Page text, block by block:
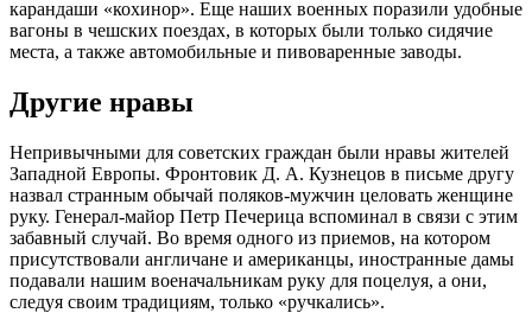
карандаши «кохинор». Еще наших военных поразили удобные
вагоны в чешских поездах, в которых были только сидячие
места, а также автомобильные и пивоваренные заводы.
Другие нравы
Непривычными для советских граждан были нравы жителей
Западной Европы. Фронтовик Д. А. Кузнецов в письме другу
назвал странным обычай поляков-мужчин целовать женщине
руку. Генерал-майор Петр Печерица вспоминал в связи с этим
забавный случай. Во время одного из приемов, на котором
присутствовали англичане и американцы, иностранные дамы
подавали нашим военачальникам руку для поцелуя, а они,
следуя своим традициям, только «ручкались».